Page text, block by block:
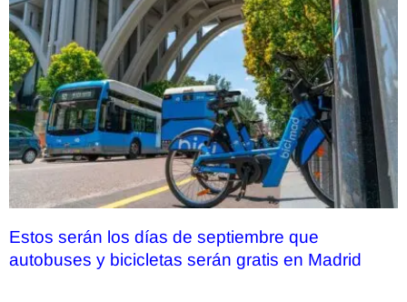
Estos serán los días de septiembre que
autobuses y bicicletas serán gratis en Madrid